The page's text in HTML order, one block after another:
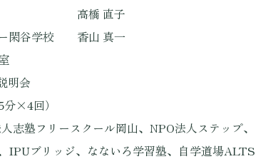
橋 直子
閑谷学校 香山 真一
明会
回）
スクール岡山、NPO法人ステップ、
、なないろ学習塾、自学道場ALTS